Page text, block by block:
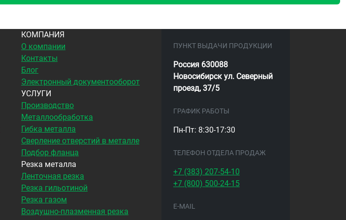
КОМПАНИЯ
О компании
Контакты
Блог
Электронный документооборот
УСЛУГИ
Производство
Металлообработка
Гибка металла
Сверление отверстий в металле
Подбор фланца
Резка металла
Ленточная резка
Резка гильотиной
Резка газом
Воздушно-плазменная резка
ПУНКТ ВЫДАЧИ ПРОДУКЦИИ
Россия 630088
Новосибирск ул. Северный
проезд, 37/5
ГРАФИК РАБОТЫ
Пн-Пт: 8:30-17:30
ТЕЛЕФОН ОТДЕЛА ПРОДАЖ
+7 (383) 207-54-10
+7 (800) 500-24-15
E-MAIL